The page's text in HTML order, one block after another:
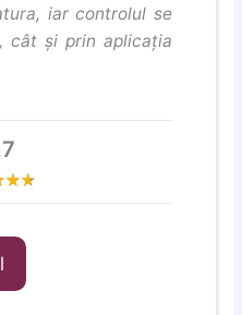
iar controlul se
cât și prin aplicația